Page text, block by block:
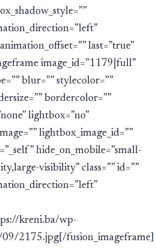
last=”true”
image_id=”1179|full”
blur=”” stylecolor=””
bordercolor=””
lightbox=”no”
lightbox_image_id=””
hide_on_mobile=”small-
visibility” class=”” id=””
kreni.ba/wp-
2175.jpg[/fusion_imageframe]